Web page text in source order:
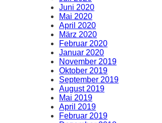
Juni 2020
Mai 2020
April 2020
März 2020
Februar 2020
Januar 2020
November 2019
Oktober 2019
September 2019
August 2019
Mai 2019
April 2019
Februar 2019